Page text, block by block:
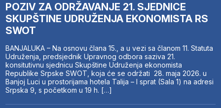
POZIV ZA ODRŽAVANJE 21. SJEDNICE
SKUPŠTINE UDRUŽENJA EKONOMISTA RS
SWOT
BANJALUKA – Na osnovu člana 15., a u vezi sa članom 11. Statuta
Udruženja, predsjednik Upravnog odbora saziva 21.
konsitutivnu sjednicu Skupštine Udruženja ekonomista
Republike Srpske SWOT, koja će se održati 28. maja 2026. u
Banjoj Luci u prostorijama hotela Talija – I sprat (Sala 1) na adresi
Srpska 9, s početkom u 19 h. […]